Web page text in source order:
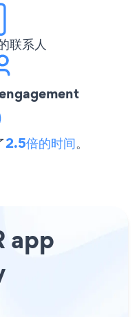
联系人
2.5倍的时间。
app